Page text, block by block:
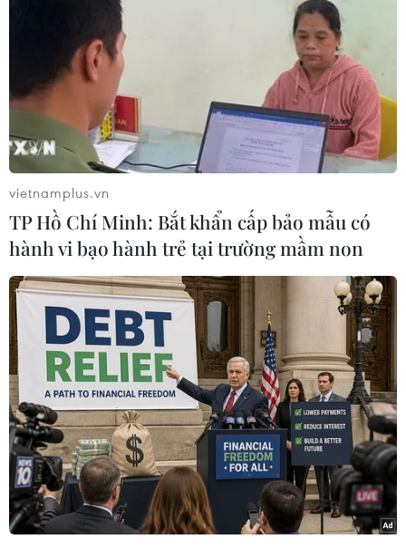
chú ý khi phải đeo máy trợ thính, để giải quyết
vấn đề mất thính lực do đeo tai nghe đi ngủ mỗi
Truyền thông Trung Quốc cho biết cô Wang, một
phụ nữ trẻ đến từ Sơn Đông, là thư ký ở một
công ty địa phương. Mới đây cô Wang đã đến
bệnh viện để khám tai sau, khi nhận thấy mình
có vấn đề về khả năng nghe.
Wang cho biết cô thường không nghe rõ nếu sếp
thì thầm với mình trong các cuộc họp. Cô lo ngại
điều này sẽ gây ra vấn đề trong công việc. Một
cuộc kiểm tra y tế kỹ lưỡng sau đó cho thấy
người phụ nữ này đã bị tổn thương thần kinh
thính giác vĩnh viễn ở bên tai trái - nguyên
nhân khiến cô gặp khó khăn khi nghe sếp nói.
Khi được hỏi liệu Wang có từng bị chấn thương
gần tai, hay tai phải chịu tiếng ồn lớn trong thời
gian dài hay không, cô đều lắc đầu. Nhưng cô
cho biết mình có thói quen đeo tai nghe để nghe
nhạc mỗi tối.
vietnamplus.vn
TP Hồ Chí Minh: Bắt khẩn cấp bảo mẫu có
hành vi bạo hành trẻ tại trường mầm non